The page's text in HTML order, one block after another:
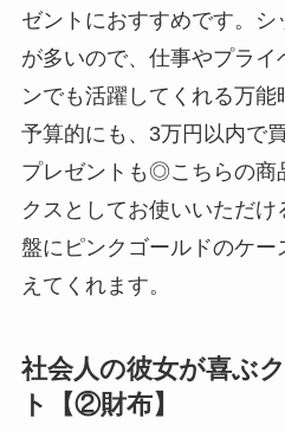
ゼントにおすすめです。
が多いので、仕事やプラ
ンでも活躍してくれる万能
予算的にも、3万円以内で
プレゼントも◎こちらの商
クスとしてお使いいただ
盤にピンクゴールドのケ
えてくれます。
社会人の彼女が喜ぶ
ト【②財布】